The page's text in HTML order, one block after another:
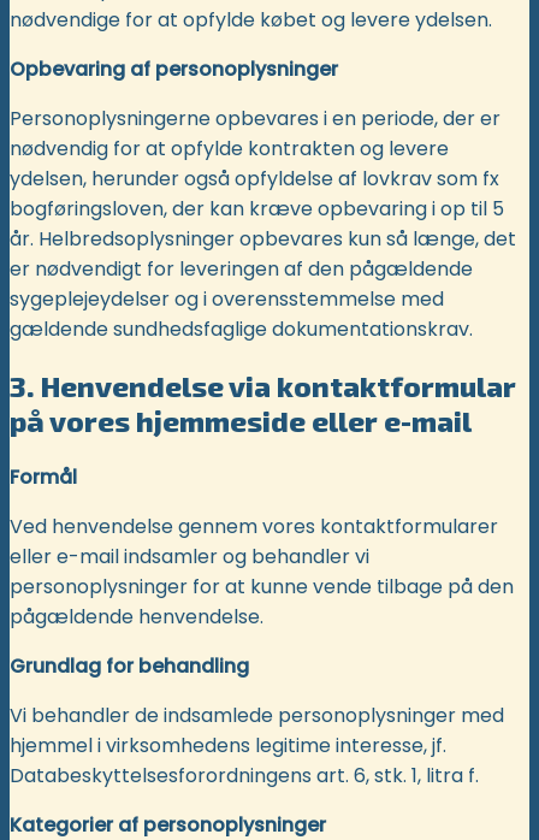
nødvendige for at opfylde købet og levere ydelsen.
Opbevaring af personoplysninger
Personoplysningerne opbevares i en periode, der er
nødvendig for at opfylde kontrakten og levere
ydelsen, herunder også opfyldelse af lovkrav som fx
bogføringsloven, der kan kræve opbevaring i op til 5
år. Helbredsoplysninger opbevares kun så længe, det
er nødvendigt for leveringen af den pågældende
sygeplejeydelser og i overensstemmelse med
gældende sundhedsfaglige dokumentationskrav.
3. Henvendelse via kontaktformular
på vores hjemmeside eller e-mail
Formål
Ved henvendelse gennem vores kontaktformularer
eller e-mail indsamler og behandler vi
personoplysninger for at kunne vende tilbage på den
pågældende henvendelse.
Grundlag for behandling
Vi behandler de indsamlede personoplysninger med
hjemmel i virksomhedens legitime interesse, jf.
Databeskyttelsesforordningens art. 6, stk. 1, litra f.
Kategorier af personoplysninger